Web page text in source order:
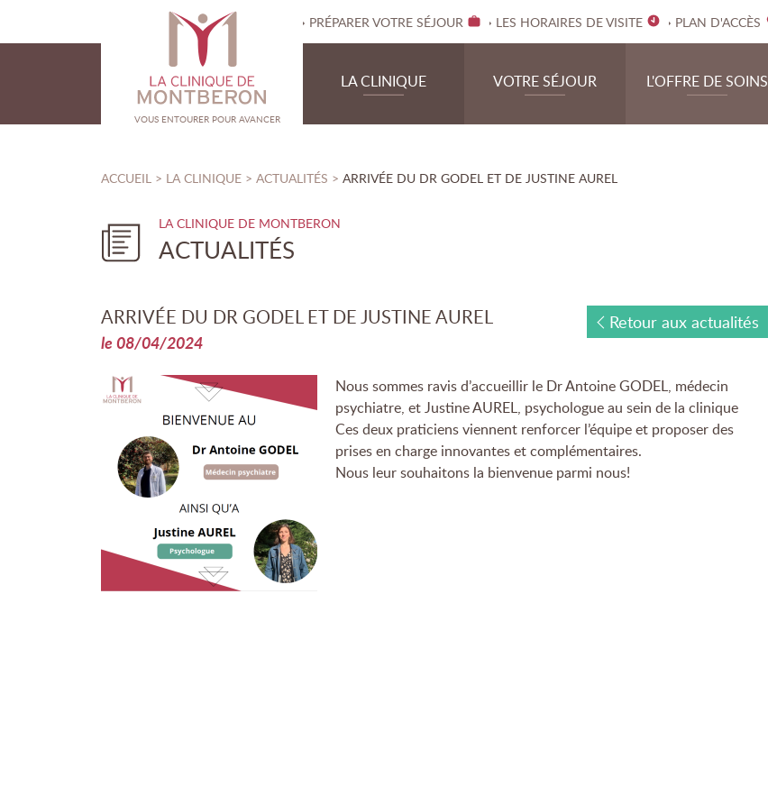
Clinique de Montberon
VOUS ENTOURER POUR AVANCER
PRÉPARER VOTRE SÉJOUR LES HORAIRES DE VISITE PLAN D'ACCÈS
LA CLINIQUE
NOTRE ENGAGEMENT QUALITÉ
LES INSTANCES
VOTRE SÉJOUR
HÉBERGEMENT
L'OFFRE DE SOINS
VOUS ÊTES DANS :
ACCUEIL > LA CLINIQUE > ACTUALITÉS > ARRIVÉE DU DR GODEL ET DE JUSTINE AUREL
ACTUALITÉS
Retour aux actualités
ARRIVÉE DU DR GODEL ET DE JUSTINE AUREL
le 08/04/2024
Nous sommes ravis d’accueillir le Dr Antoine GODEL, médecin
psychiatre, et Justine AUREL, psychologue au sein de la clinique
Ces deux praticiens viennent renforcer l’équipe et proposer des
prises en charge innovantes et complémentaires.
Nous leur souhaitons la bienvenue parmi nous!